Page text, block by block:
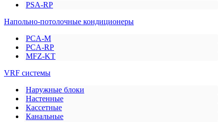
PSA-RP
Напольно-потолочные кондиционеры
PCA-M
PCA-RP
MFZ-KT
VRF системы
Наружные блоки
Настенные
Кассетные
Канальные